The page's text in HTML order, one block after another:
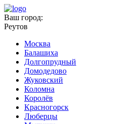
Ваш город:
Реутов
Москва
Балашиха
Долгопрудный
Домодедово
Жуковский
Коломна
Королёв
Красногорск
Люберцы